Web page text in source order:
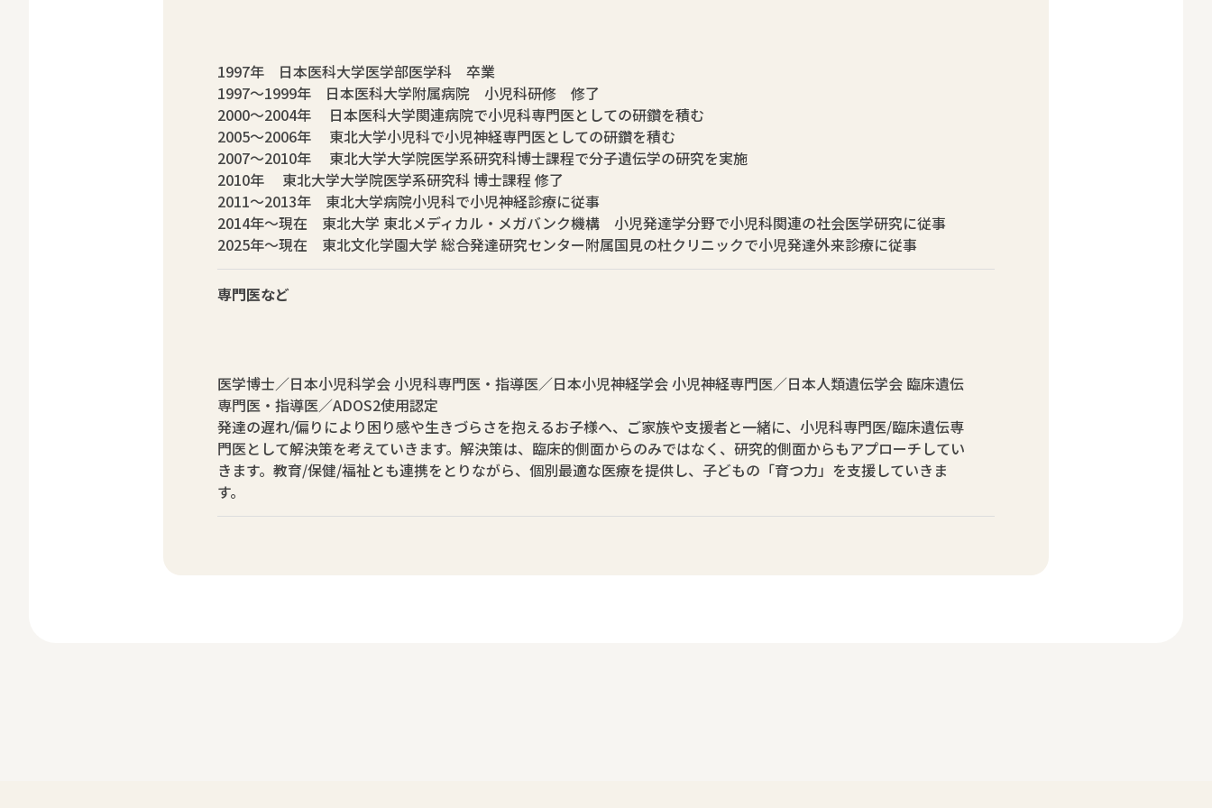
1997年 日本医科大学医学部医学科 卒業
1997～1999年 日本医科大学附属病院 小児科研修 修了
2000～2004年 日本医科大学関連病院で小児科専門医としての研鑽を積む
2005～2006年 東北大学小児科で小児神経専門医としての研鑽を積む
2007～2010年 東北大学大学院医学系研究科博士課程で分子遺伝学の研究を実施
2010年 東北大学大学院医学系研究科 博士課程 修了
2011～2013年 東北大学病院小児科で小児神経診療に従事
2014年～現在 東北大学 東北メディカル・メガバンク機構 小児発達学分野で小児科関連の社会医学研究に従事
2025年～現在 東北文化学園大学 総合発達研究センター附属国見の杜クリニックで小児発達外来診療に従事
専門医など
医学博士／日本小児科学会 小児科専門医・指導医／日本小児神経学会 小児神経専門医／日本人類遺伝学会 臨床遺伝
専門医・指導医／ADOS2使用認定
発達の遅れ/偏りにより困り感や生きづらさを抱えるお子様へ、ご家族や支援者と一緒に、小児科専門医/臨床遺伝専
門医として解決策を考えていきます。解決策は、臨床的側面からのみではなく、研究的側面からもアプローチしてい
きます。教育/保健/福祉とも連携をとりながら、個別最適な医療を提供し、子どもの「育つ力」を支援していきま
す。